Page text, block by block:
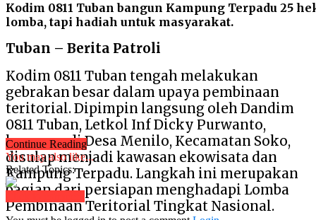
Kodim 0811 Tuban bangun Kampung Terpadu 25
lomba, tapi hadiah untuk masyarakat.
Tuban – Berita Patroli
Kodim 0811 Tuban tengah melakukan
gebrakan besar dalam upaya pembinaan
teritorial. Dipimpin langsung oleh Dandim
0811 Tuban, Letkol Inf Dicky Purwanto,
kawasan di Desa Menilo, Kecamatan Soko,
disulap menjadi kawasan ekowisata dan
Kampung Terpadu. Langkah ini merupakan
bagian dari persiapan menghadapi Lomba
Pembinaan Teritorial Tingkat Nasional.
Continue Reading
You may also like...
Related Topics: